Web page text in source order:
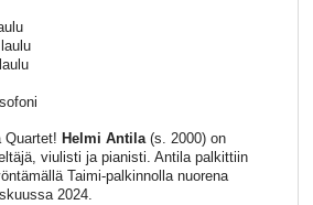
Quartet! Helmi Antila(s. 2000) on
viulisti ja pianisti. Antila palkittiin
Taimi-palkinnolla nuorena
2024.